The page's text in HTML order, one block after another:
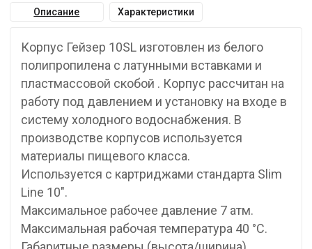
Описание Характеристики
Корпус Гейзер 10SL изготовлен из белого
полипропилена с латунными вставками и
пластмассовой скобой . Корпус рассчитан на
работу под давлением и установку на входе в
систему холодного водоснабжения. В
производстве корпусов используется
материалы пищевого класса.
Используется с картриджами стандарта Slim
Line 10″.
Максимальное рабочее давление 7 атм.
Максимальная рабочая температура 40 °С.